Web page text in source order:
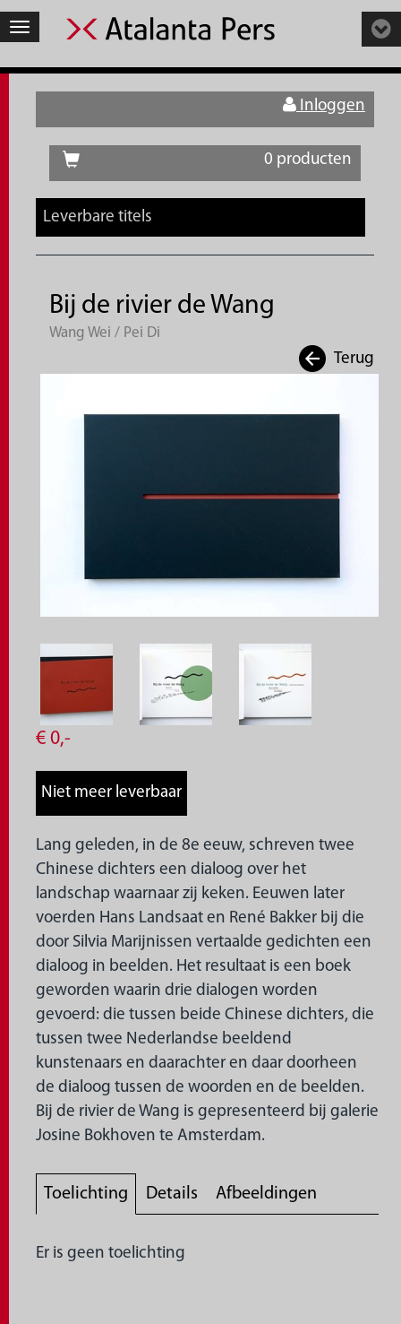
Toggle
Inloggen
0 producten
Leverbare titels
Bij de rivier de Wang
Wang Wei / Pei Di
Terug
€ 0,-
Lang geleden, in de 8e eeuw, schreven twee
Chinese dichters een dialoog over het
landschap waarnaar zij keken. Eeuwen later
voerden Hans Landsaat en René Bakker bij die
door Silvia Marijnissen vertaalde gedichten een
dialoog in beelden. Het resultaat is een boek
geworden waarin drie dialogen worden
gevoerd: die tussen beide Chinese dichters, die
tussen twee Nederlandse beeldend
kunstenaars en daarachter en daar doorheen
de dialoog tussen de woorden en de beelden.
Bij de rivier de Wang is gepresenteerd bij galerie
Josine Bokhoven te Amsterdam.
Toelichting Details Afbeeldingen
Er is geen toelichting